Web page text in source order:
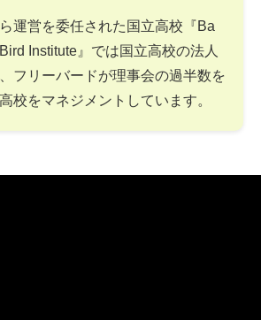
運営を委任された国立高校『Ba
Institute』では国立高校の法人
フリーバードが理事会の過半数を
校をマネジメントしています。